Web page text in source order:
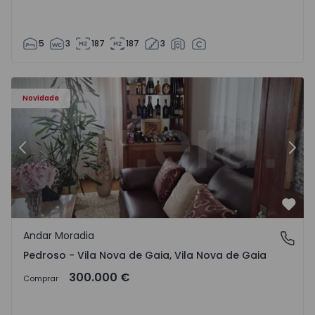
5 3 187 187 3
Novidade
- 1575635 - 12
Andar Moradia T6 Vila Nova de Gaia, Pedroso e Seixezelo
Anterior
Pedroso - Vila Nova de Gaia, Vila Nova de Gaia
Andar Moradia
Pedroso - Vila Nova de Gaia, Vila Nova de Gaia
Comprar 300.000 €